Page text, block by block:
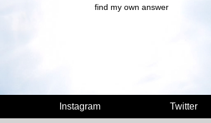
find my own answer
Instagram Twitter